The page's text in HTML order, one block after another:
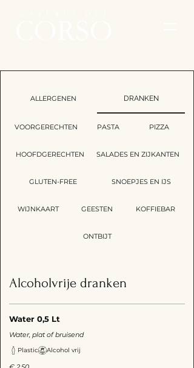
ALLERGENEN DRANKEN
VOORGERECHTEN PASTA PIZZA
HOOFDGERECHTEN SALADES EN ZIJKANTEN
GLUTEN-FREE SNOEPJES EN IJS
WIJNKAART GEESTEN KOFFIEBAR
ONTBIJT
Alcoholvrije dranken
Water 0,5 Lt
Water, plat of bruisend
Plastic Alcohol vrij